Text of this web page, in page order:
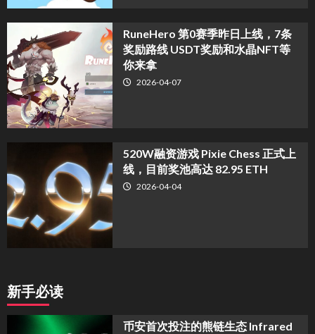
RuneHero 第0赛季昨日上线，7条
奖励路线 USDT奖励和水晶NFT等
你来拿
2026-04-07
520W融资游戏 Pixie Chess 正式上
线，目前奖池高达 82.95 ETH
2026-04-04
新手必读
币安首次投注的熊链生态 Infrared